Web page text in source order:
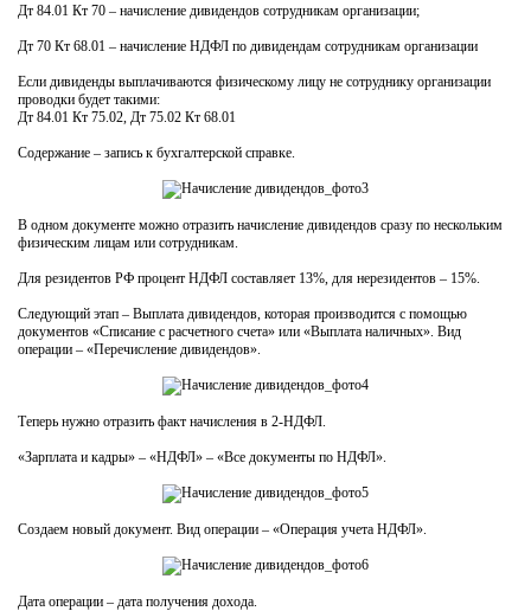
Дт 84.01 Кт 70 – начисление дивидендов сотрудникам организации;
Дт 70 Кт 68.01 – начисление НДФЛ по дивидендам сотрудникам организации
Если дивиденды выплачиваются физическому лицу не сотруднику организации
проводки будет такими:
Дт 84.01 Кт 75.02, Дт 75.02 Кт 68.01
Содержание – запись к бухгалтерской справке.
В одном документе можно отразить начисление дивидендов сразу по нескольким
физическим лицам или сотрудникам.
Для резидентов РФ процент НДФЛ составляет 13%, для нерезидентов – 15%.
Следующий этап – Выплата дивидендов, которая производится с помощью
документов «Списание с расчетного счета» или «Выплата наличных». Вид
операции – «Перечисление дивидендов».
Теперь нужно отразить факт начисления в 2-НДФЛ.
«Зарплата и кадры» – «НДФЛ» – «Все документы по НДФЛ».
Создаем новый документ. Вид операции – «Операция учета НДФЛ».
Дата операции – дата получения дохода.